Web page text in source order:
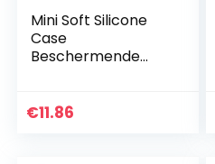
Mini Soft Silicone
Case
Beschermende
18650 Batterij –
€11.86